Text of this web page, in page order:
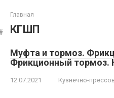
Главная
КГШП
Муфта и тормоз.
Фрикционный
12.07.2021 Кузнечно-